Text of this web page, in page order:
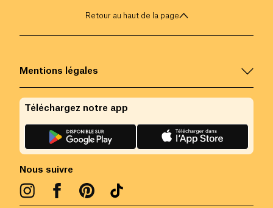
Retour au haut de la page
Mentions légales
Nous suivre
Téléchargez notre app